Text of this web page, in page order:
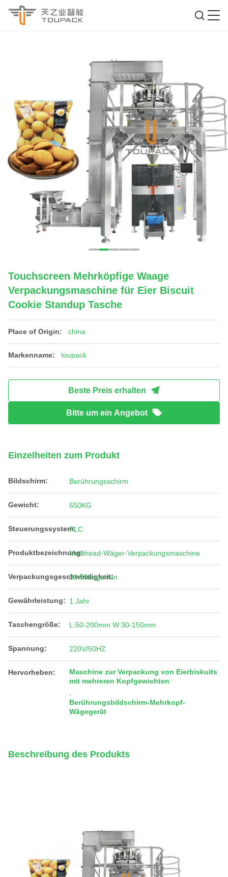
Touchscreen Mehrköpfige Waage
Verpackungsmaschine für Eier Biscuit
Cookie Standup Tasche
Place of Origin: china
Markenname: toupack
Beste Preis erhalten
Bitte um ein Angebot
Einzelheiten zum Produkt
Bildschirm: Berührungsschirm
Gewicht: 650KG
Steuerungssystem:PLC
Produktbezeichnung:Multihead-Wäger-Verpackungsmaschine
Verpackungsgeschwindigkeit:
30-50bags/min
Gewährleistung: 1 Jahr
Taschengröße: L:50-200mm W:30-150mm
Spannung: 220V/50HZ
Hervorheben:
Maschine zur Verpackung von Eierbiskuits
mit mehreren Kopfgewichten
Berührungsbildschirm-Mehrkopf-
Wägegerät
Beschreibung des Produkts